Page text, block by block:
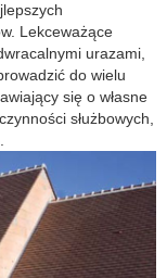
Lekceważące
urazami,
do wielu
się o własne
służbowych,